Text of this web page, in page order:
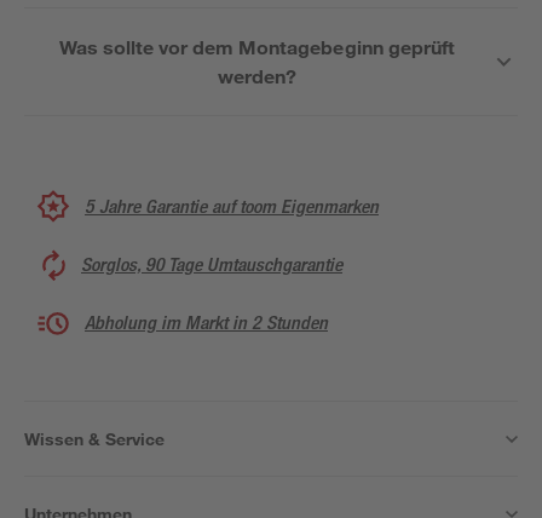
Was sollte vor dem Montagebeginn geprüft
werden?
5 Jahre Garantie auf toom Eigenmarken
Sorglos, 90 Tage Umtauschgarantie
Abholung im Markt in 2 Stunden
Wissen & Service
Unternehmen